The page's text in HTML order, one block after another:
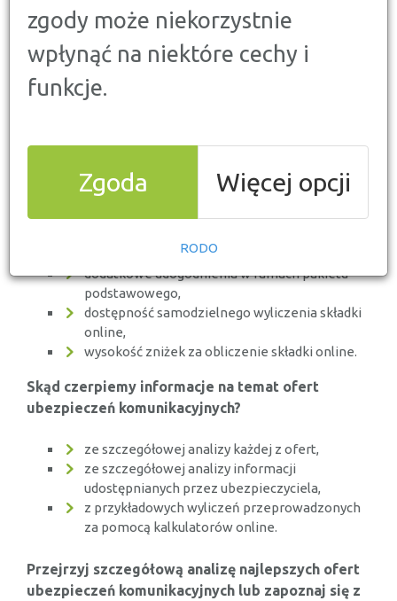
zgody może niekorzystnie
wpłynąć na niektóre cechy i
funkcje.
Zgoda Więcej opcji
RODO
Co wpływa na miejsce w rankingu ubezpieczeń
komunikacyjnych?
zakres pakietu podstawowego,
dodatkowe udogodnienia w ramach pakietu
podstawowego,
dostępność samodzielnego wyliczenia składki
online,
wysokość zniżek za obliczenie składki online.
Skąd czerpiemy informacje na temat ofert
ubezpieczeń komunikacyjnych?
ze szczegółowej analizy każdej z ofert,
ze szczegółowej analizy informacji
udostępnianych przez ubezpieczyciela,
z przykładowych wyliczeń przeprowadzonych
za pomocą kalkulatorów online.
Przejrzyj szczegółową analizę najlepszych ofert
ubezpieczeń komunikacyjnych lub zapoznaj się z